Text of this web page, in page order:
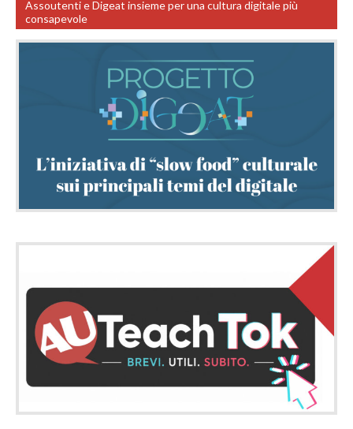
Assoutenti e Digeat insieme per una cultura digitale più
consapevole